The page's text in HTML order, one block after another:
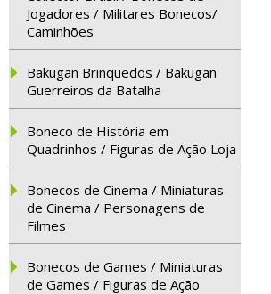
Jogadores / Militares Bonecos/
Caminhões
Bakugan Brinquedos / Bakugan
Guerreiros da Batalha
Boneco de História em
Quadrinhos / Figuras de Ação Loja
Bonecos de Cinema / Miniaturas
de Cinema / Personagens de
Filmes
Bonecos de Games / Miniaturas
de Games / Figuras de Ação